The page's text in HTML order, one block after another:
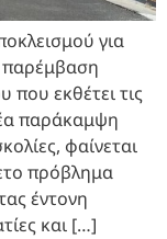
για
εκθέτει τις
παράκαμψη
φαίνεται
πρόβλημα
έντονη
και […]